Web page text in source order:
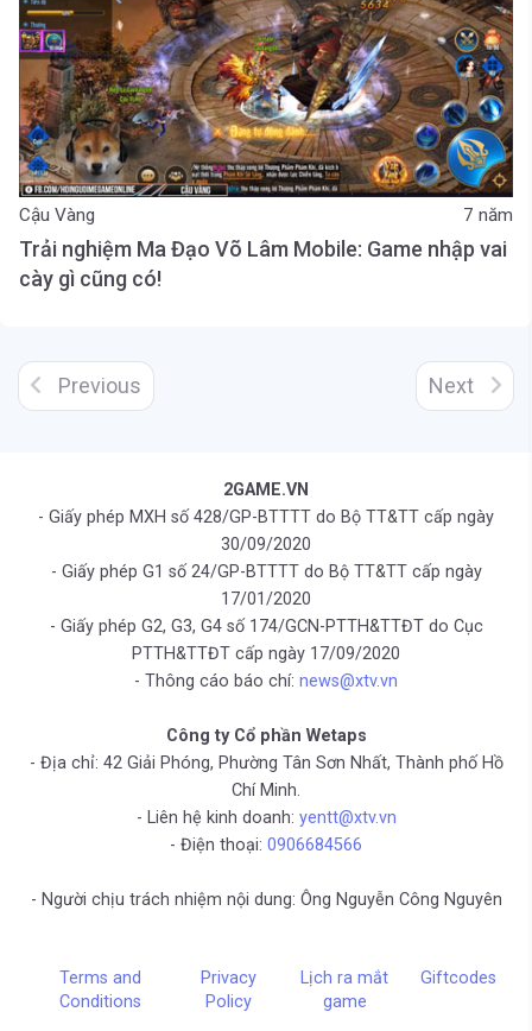
Cậu Vàng 7 năm
Trải nghiệm Ma Đạo Võ Lâm Mobile: Game nhập vai
cày gì cũng có!
Previous Next
2GAME.VN
- Giấy phép MXH số 428/GP-BTTTT do Bộ TT&TT cấp ngày
30/09/2020
- Giấy phép G1 số 24/GP-BTTTT do Bộ TT&TT cấp ngày
17/01/2020
- Giấy phép G2, G3, G4 số 174/GCN-PTTH&TTĐT do Cục
PTTH&TTĐT cấp ngày 17/09/2020
- Thông cáo báo chí: news@xtv.vn
Công ty Cổ phần Wetaps
- Địa chỉ: 42 Giải Phóng, Phường Tân Sơn Nhất, Thành phố Hồ
Chí Minh.
- Liên hệ kinh doanh: yentt@xtv.vn
- Điện thoại: 0906684566
- Người chịu trách nhiệm nội dung: Ông Nguyễn Công Nguyên
Terms and
Conditions
Privacy
Policy
Lịch ra mắt
game
Giftcodes